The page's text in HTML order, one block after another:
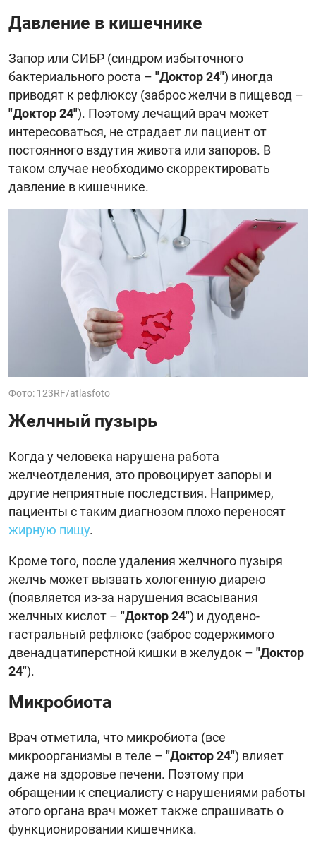
Давление в кишечнике
Запор или СИБР (синдром избыточного
бактериального роста – "Доктор 24") иногда
приводят к рефлюксу (заброс желчи в пищевод –
"Доктор 24"). Поэтому лечащий врач может
интересоваться, не страдает ли пациент от
постоянного вздутия живота или запоров. В
таком случае необходимо скорректировать
давление в кишечнике.
Фото: 123RF/atlasfoto
Желчный пузырь
Когда у человека нарушена работа
желчеотделения, это провоцирует запоры и
другие неприятные последствия. Например,
пациенты с таким диагнозом плохо переносят
жирную пищу.
Кроме того, после удаления желчного пузыря
желчь может вызвать хологенную диарею
(появляется из-за нарушения всасывания
желчных кислот – "Доктор 24") и дуодено-
гастральный рефлюкс (заброс содержимого
двенадцатиперстной кишки в желудок – "Доктор
24").
Микробиота
Врач отметила, что микробиота (все
микроорганизмы в теле – "Доктор 24") влияет
даже на здоровье печени. Поэтому при
обращении к специалисту с нарушениями работы
этого органа врач может также спрашивать о
функционировании кишечника.